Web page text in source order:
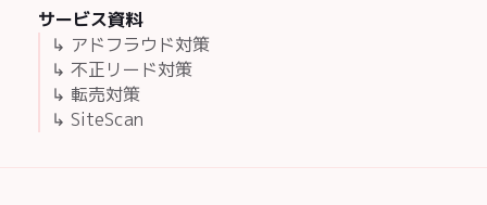
サービス資料
↳ アドフラウド対策
↳ 不正リード対策
↳ 転売対策
↳ SiteScan